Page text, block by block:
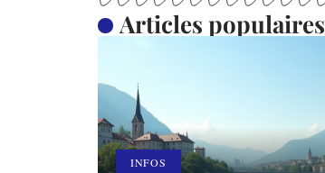
Articles populaires
INFOS